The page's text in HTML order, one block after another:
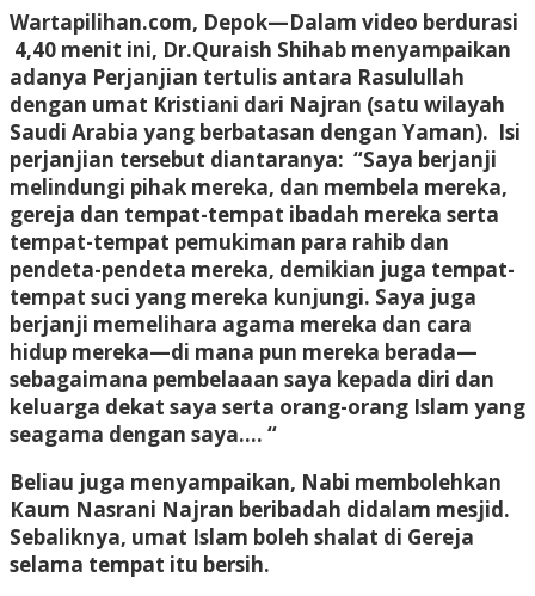
Wartapilihan.com, Depok—Dalam video berdurasi
4,40 menit ini, Dr.Quraish Shihab menyampaikan
adanya Perjanjian tertulis antara Rasulullah
dengan umat Kristiani dari Najran (satu wilayah
Saudi Arabia yang berbatasan dengan Yaman). Isi
perjanjian tersebut diantaranya: “Saya berjanji
melindungi pihak mereka, dan membela mereka,
gereja dan tempat-tempat ibadah mereka serta
tempat-tempat pemukiman para rahib dan
pendeta-pendeta mereka, demikian juga tempat-
tempat suci yang mereka kunjungi. Saya juga
berjanji memelihara agama mereka dan cara
hidup mereka—di mana pun mereka berada—
sebagaimana pembelaaan saya kepada diri dan
keluarga dekat saya serta orang-orang Islam yang
seagama dengan saya…. “
Beliau juga menyampaikan, Nabi membolehkan
Kaum Nasrani Najran beribadah didalam mesjid.
Sebaliknya, umat Islam boleh shalat di Gereja
selama tempat itu bersih.